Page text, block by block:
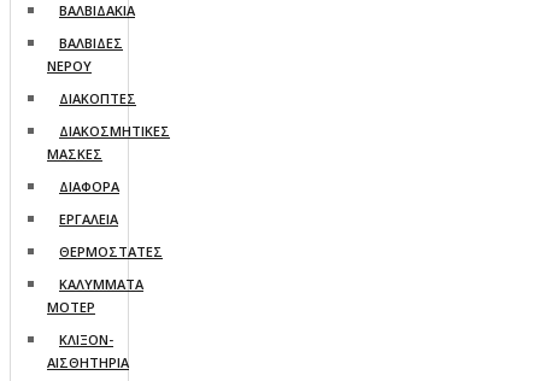
ΒΑΛΒΙΔΑΚΙΑ
ΒΑΛΒΙΔΕΣ
ΝΕΡΟΥ
ΔΙΑΚΟΠΤΕΣ
ΔΙΑΚΟΣΜΗΤΙΚΕΣ
ΜΑΣΚΕΣ
ΔΙΑΦΟΡΑ
ΕΡΓΑΛΕΙΑ
ΘΕΡΜΟΣΤΑΤΕΣ
ΚΑΛΥΜΜΑΤΑ
ΜΟΤΕΡ
ΚΛΙΞΟΝ-
ΑΙΣΘΗΤΗΡΙΑ